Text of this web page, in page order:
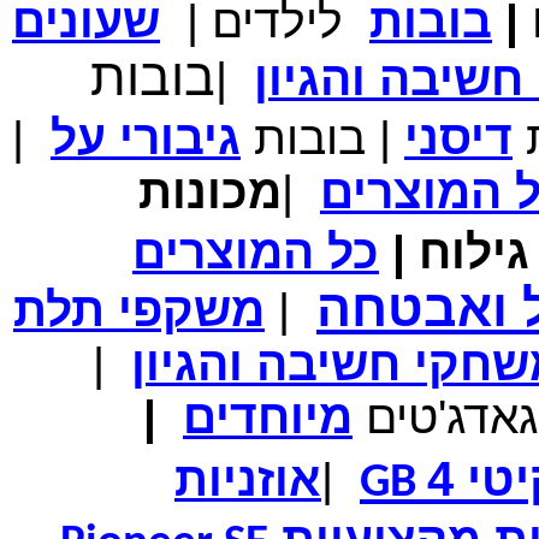
₪700.00 מחיר שוק
₪339.00 המחיר שלך
משלוח חינם
₪150.00 מחיר שוק
₪99.00 המחיר שלך
₪104.00 המחיר כולל משלוח :
נרתיק עור יוקרתי עבור אייפוד וידאו 60GB\80GB \שחור
| בובות לילדים |
שעונים
והגיון
|בובות
דיסני | בובות גיבורי על
|
המוצרים |מכונות
| כל המוצרים
ואבטחה | משקפי תלת
חשיבה והגיון
|
גאדג'טים מיוחדים |
4
GB
|אוזניות